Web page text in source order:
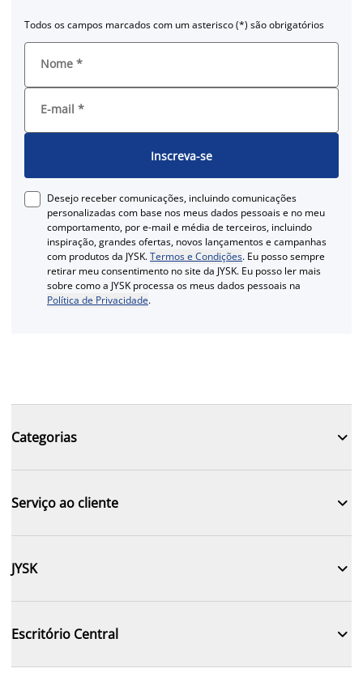
Todos os campos marcados com um asterisco (*) são obrigatórios
Nome *
E-mail *
Inscreva-se
Desejo receber comunicações, incluindo comunicações
personalizadas com base nos meus dados pessoais e no meu
comportamento, por e-mail e média de terceiros, incluindo
inspiração, grandes ofertas, novos lançamentos e campanhas
com produtos da JYSK.Termos e Condições. Eu posso sempre
retirar meu consentimento no site da JYSK. Eu posso ler mais
sobre como a JYSK processa os meus dados pessoais na
Política de Privacidade.
Categorias 
Serviço ao cliente 
JYSK 
Escritório Central 